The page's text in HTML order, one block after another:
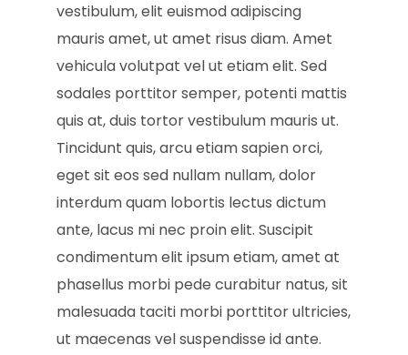
vestibulum, elit euismod adipiscing
mauris amet, ut amet risus diam. Amet
vehicula volutpat vel ut etiam elit. Sed
sodales porttitor semper, potenti mattis
quis at, duis tortor vestibulum mauris ut.
Tincidunt quis, arcu etiam sapien orci,
eget sit eos sed nullam nullam, dolor
interdum quam lobortis lectus dictum
ante, lacus mi nec proin elit. Suscipit
condimentum elit ipsum etiam, amet at
phasellus morbi pede curabitur natus, sit
malesuada taciti morbi porttitor ultricies,
ut maecenas vel suspendisse id ante.